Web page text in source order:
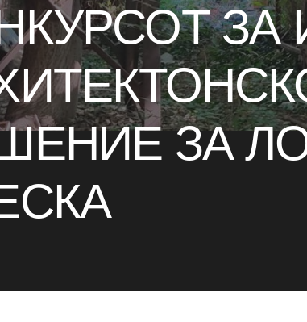
ЗА
ЗА